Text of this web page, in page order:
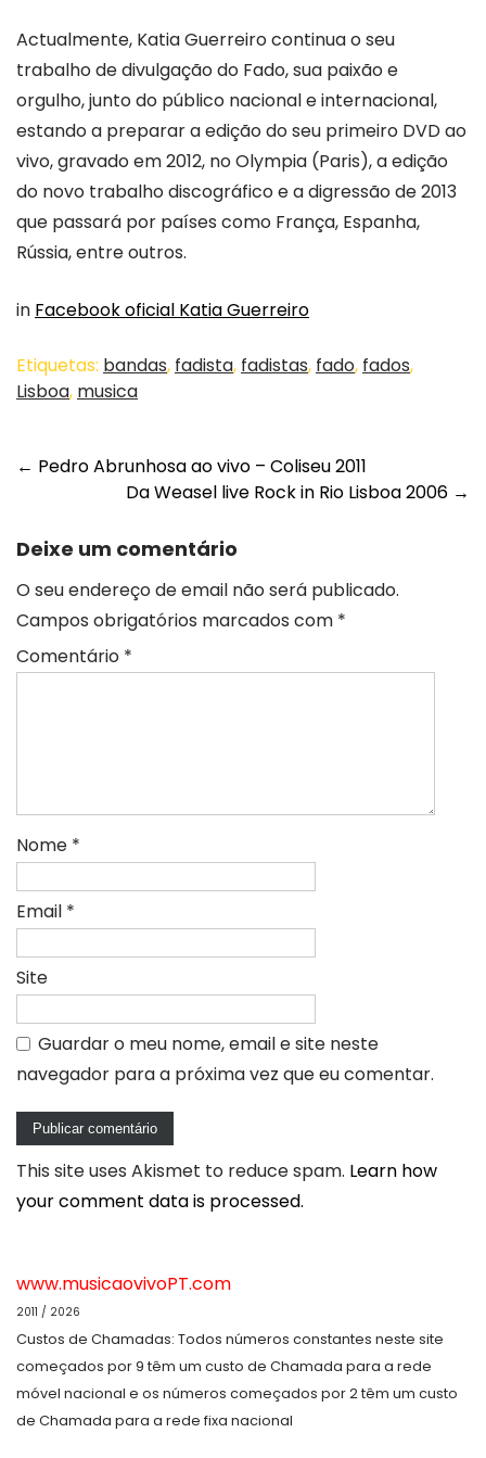
Actualmente, Katia Guerreiro continua o seu
trabalho de divulgação do Fado, sua paixão e
orgulho, junto do público nacional e internacional,
estando a preparar a edição do seu primeiro DVD ao
vivo, gravado em 2012, no Olympia (Paris), a edição
do novo trabalho discográfico e a digressão de 2013
que passará por países como França, Espanha,
Rússia, entre outros.
in Facebook oficial Katia Guerreiro
Etiquetas: bandas, fadista, fadistas, fado, fados,
Lisboa, musica
Post
navigation
← Pedro Abrunhosa ao vivo – Coliseu 2011
Da Weasel live Rock in Rio Lisboa 2006 →
Deixe um comentário
O seu endereço de email não será publicado.
Campos obrigatórios marcados com *
Comentário *
Nome *
Email *
Site
Guardar o meu nome, email e site neste
navegador para a próxima vez que eu comentar.
This site uses Akismet to reduce spam. Learn how
your comment data is processed.
www.musicaovivoPT.com
2011 / 2026
Custos de Chamadas: Todos números constantes neste site
começados por 9 têm um custo de Chamada para a rede
móvel nacional e os números começados por 2 têm um custo
de Chamada para a rede fixa nacional